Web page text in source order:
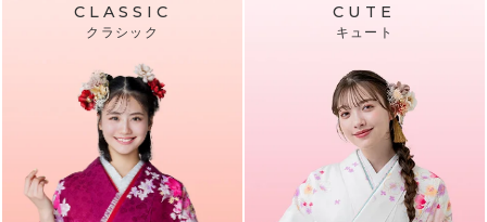
CLASSIC
クラシック
CUTE
キュート